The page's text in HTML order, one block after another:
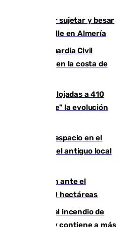
de cárcel por sujetar y besar
en plena calle en Almería
Umbría: la Guardia Civil
de cocaína en la costa de
mantiene desalojadas a 410
"incertidumbre" la evolución
ganan espacio en el
abre en el antiguo local
la precaución ante el
las 4.000 hectáreas
por el incendio de
evacuadas y contiene a más